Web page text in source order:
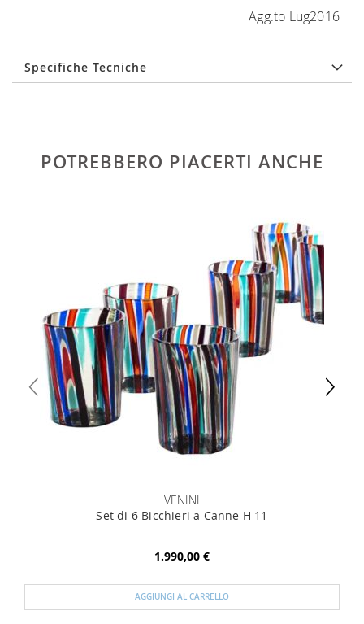
Agg.to Lug2016
Specifiche Tecniche
POTREBBERO PIACERTI ANCHE
VENINI
Set di 6 Bicchieri a Canne H 11
1.990,00 €
AGGIUNGI AL CARRELLO